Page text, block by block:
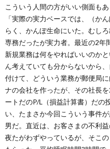
こういう人間の方がいい側面も
「実際の実力ベースでは、（か
らく、かんぽ生命にいた。むし
専務だったが実力者。最近の2年
新規業務は何をやればいいのか
ん考えていても分からないから
付けて、どういう業務が郵便局
ナの会社を作ったが、その社長
ートだのP/L（損益計算書）だの
い、たまさか今回こういう事件
男だ。直近は、お客さまの不利
夜たがわずやっているが、そこ